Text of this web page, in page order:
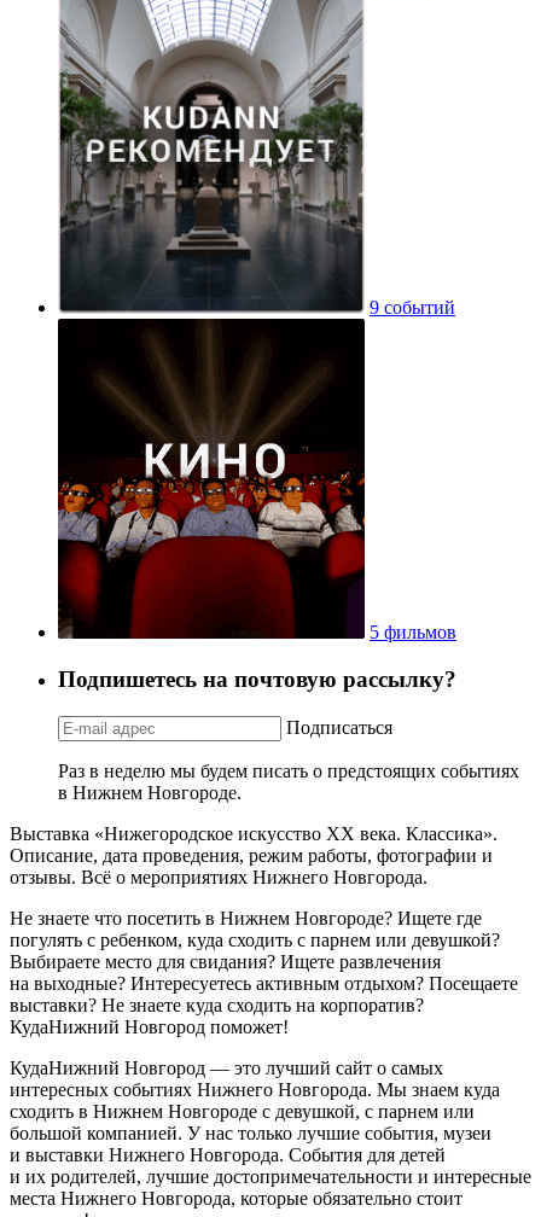
9 событий
5 фильмов
Подпишетесь на почтовую рассылку?
Подписаться
Раз в неделю мы будем писать о предстоящих событиях
в Нижнем Новгороде.
Выставка «Нижегородское искусство XX века. Классика».
Описание, дата проведения, режим работы, фотографии и
отзывы. Всё о мероприятиях Нижнего Новгорода.
Не знаете что посетить в Нижнем Новгороде? Ищете где
погулять с ребенком, куда сходить с парнем или девушкой?
Выбираете место для свидания? Ищете развлечения
на выходные? Интересуетесь активным отдыхом? Посещаете
выставки? Не знаете куда сходить на корпоратив?
КудаНижний Новгород поможет!
КудаНижний Новгород — это лучший сайт о самых
интересных событиях Нижнего Новгорода. Мы знаем куда
сходить в Нижнем Новгороде с девушкой, с парнем или
большой компанией. У нас только лучшие события, музеи
и выставки Нижнего Новгорода. События для детей
и их родителей, лучшие достопримечательности и интересные
места Нижнего Новгорода, которые обязательно стоит